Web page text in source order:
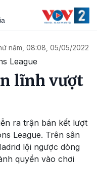
năm, 08:08, 05/05/2022
League
lĩnh vượt
ra trận bán kết lượt
League. Trên sân
lội ngược dòng
quyền vào chơi